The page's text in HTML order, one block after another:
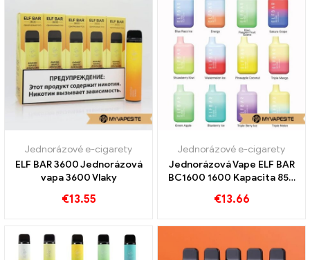
Jednorázové e-cigarety
ELF BAR 3600 Jednorázová
vapa 3600 Vlaky
€13.55
Jednorázové e-cigarety
Jednorázová Vape ELF BAR
BC1600 1600 Kapacita 850
€13.66